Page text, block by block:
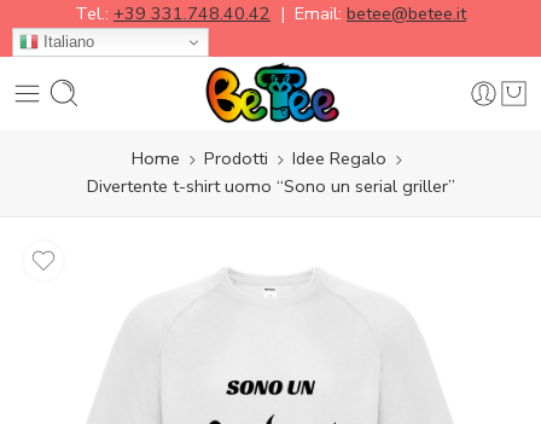
Tel.: +39 331.748.40.42 | Email: betee@betee.it
Italiano
Home Prodotti
Idee Regalo
Divertente t-shirt uomo “Sono un serial griller”